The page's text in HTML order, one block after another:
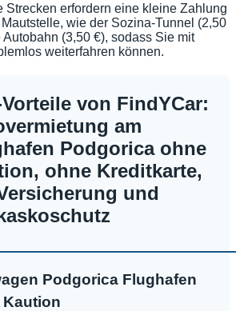
Strecken erfordern eine kleine Zahlung
wie der Sozina-Tunnel (2,50
(3,50 €), sodass Sie mit
weiterfahren können.
von FindYCar:
am
Podgorica ohne
ohne Kreditkarte,
und
Podgorica Flughafen
Kaution